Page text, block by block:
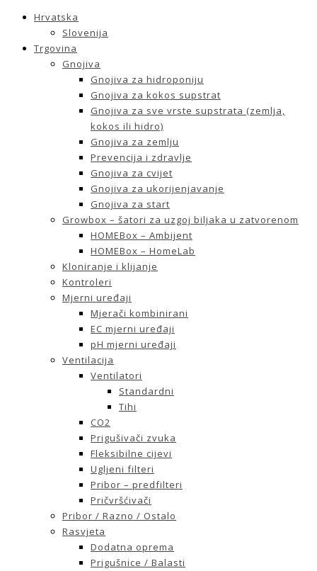
Hrvatska
Slovenija
Trgovina
Gnojiva
Gnojiva za hidroponiju
Gnojiva za kokos supstrat
Gnojiva za sve vrste supstrata (zemlja,
kokos ili hidro)
Gnojiva za zemlju
Prevencija i zdravlje
Gnojiva za cvijet
Gnojiva za ukorijenjavanje
Gnojiva za start
Growbox – šatori za uzgoj biljaka u zatvorenom
HOMEBox – Ambijent
HOMEBox – HomeLab
Kloniranje i klijanje
Kontroleri
Mjerni uređaji
Mjerači kombinirani
EC mjerni uređaji
pH mjerni uređaji
Ventilacija
Ventilatori
Standardni
Tihi
CO2
Prigušivači zvuka
Fleksibilne cijevi
Ugljeni filteri
Pribor – predfilteri
Pričvršćivači
Pribor / Razno / Ostalo
Rasvjeta
Dodatna oprema
Prigušnice / Balasti